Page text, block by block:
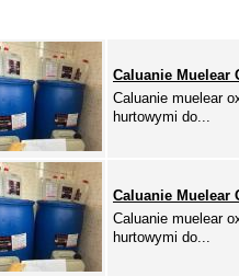
Caluanie
Caluanie muelear
hurtowymi do...
Caluanie Muelear
Caluanie muelear
hurtowymi do...